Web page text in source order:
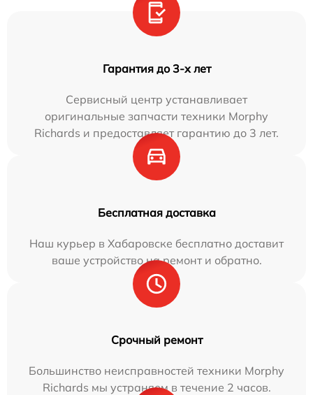
Гарантия до 3-х лет
Сервисный центр устанавливает
оригинальные запчасти техники Morphy
Richards и предоставляет гарантию до 3 лет.
Бесплатная доставка
Наш курьер в Хабаровске бесплатно доставит
ваше устройство на ремонт и обратно.
Срочный ремонт
Большинство неисправностей техники Morphy
Richards мы устраняем в течение 2 часов.